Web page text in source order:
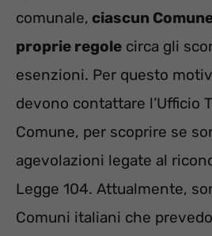
comunale, ciascun
proprie regole circa gli
esenzioni. Per questo
devono contattare l’Ufficio
Comune, per scoprire se
agevolazioni legate al
Legge 104. Attualmente,
Comuni italiani che